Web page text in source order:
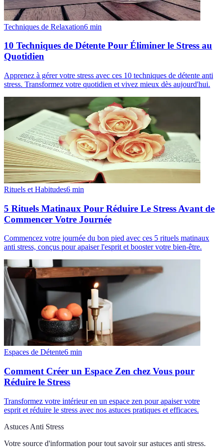
Techniques de Relaxation6 min
10 Techniques de Détente Pour Éliminer le Stress au
Quotidien
Apprenez à gérer votre stress avec ces 10 techniques de détente anti
stress. Transformez votre quotidien et vivez mieux dès aujourd'hui.
Rituels et Habitudes6 min
5 Rituels Matinaux Pour Réduire Le Stress Avant de
Commencer Votre Journée
Commencez votre journée du bon pied avec ces 5 rituels matinaux
anti stress, conçus pour apaiser l'esprit et booster votre bien-être.
Espaces de Détente6 min
Comment Créer un Espace Zen chez Vous pour
Réduire le Stress
Transformez votre intérieur en un espace zen pour apaiser votre
esprit et réduire le stress avec nos astuces pratiques et efficaces.
Astuces Anti Stress
Votre source d'information pour tout savoir sur astuces anti stress.